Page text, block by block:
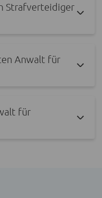
Strafverteidiger
Anwalt für
für